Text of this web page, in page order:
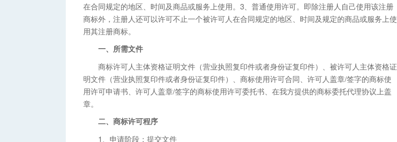
在合同规定的地区、时间及商品或服务上使用。3、普通使用许可。即除注册人自己使用该注册
商标外，注册人还可以许可不止一个被许可人在合同规定的地区、时间及规定的商品或服务上使
用其注册商标。
一、所需文件
商标许可人主体资格证明文件（营业执照复印件或者身份证复印件）、被许可人主体资格证
明文件（营业执照复印件或者身份证复印件）、商标使用许可合同、许可人盖章/签字的商标使
用许可申请书、许可人盖章/签字的商标使用许可委托书、在我方提供的商标委托代理协议上盖
章。
二、商标许可程序
1、申请阶段：提交文件